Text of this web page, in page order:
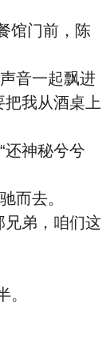
馆门前，陈
音一起飘进
把我从酒桌上
还神秘兮兮
而去。
兄弟，咱们这
。